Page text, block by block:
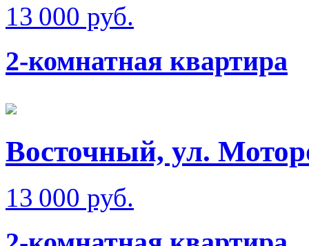
13 000 руб.
2-комнатная квартира
Восточный, ул.
13 000 руб.